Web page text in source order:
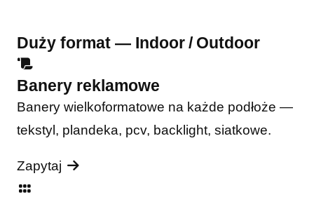
Duży format — Indoor / Outdoor
Banery reklamowe
Banery wielkoformatowe na każde podłoże —
tekstyl, plandeka, pcv, backlight, siatkowe.
Zapytaj